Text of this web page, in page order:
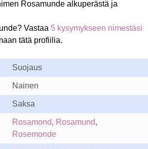
Rosamunde alkuperästä ja
Vastaa 5 kysymykseen nimestäsi
tätä profiilia.
Suojaus
Nainen
Saksa
Rosamond, Rosamund,
Rosemonde